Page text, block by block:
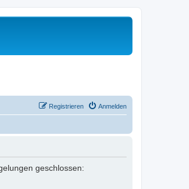
Anmelden
Registrieren
geschlossen: